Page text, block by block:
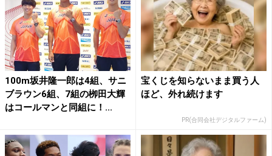
100m坂井隆一郎は4組、サニ
ブラウン6組、7組の栁田大輝
はコールマンと同組に！...
宝くじを知らないまま買う人
ほど、外れ続けます
PR(合同会社デジタルファーム)